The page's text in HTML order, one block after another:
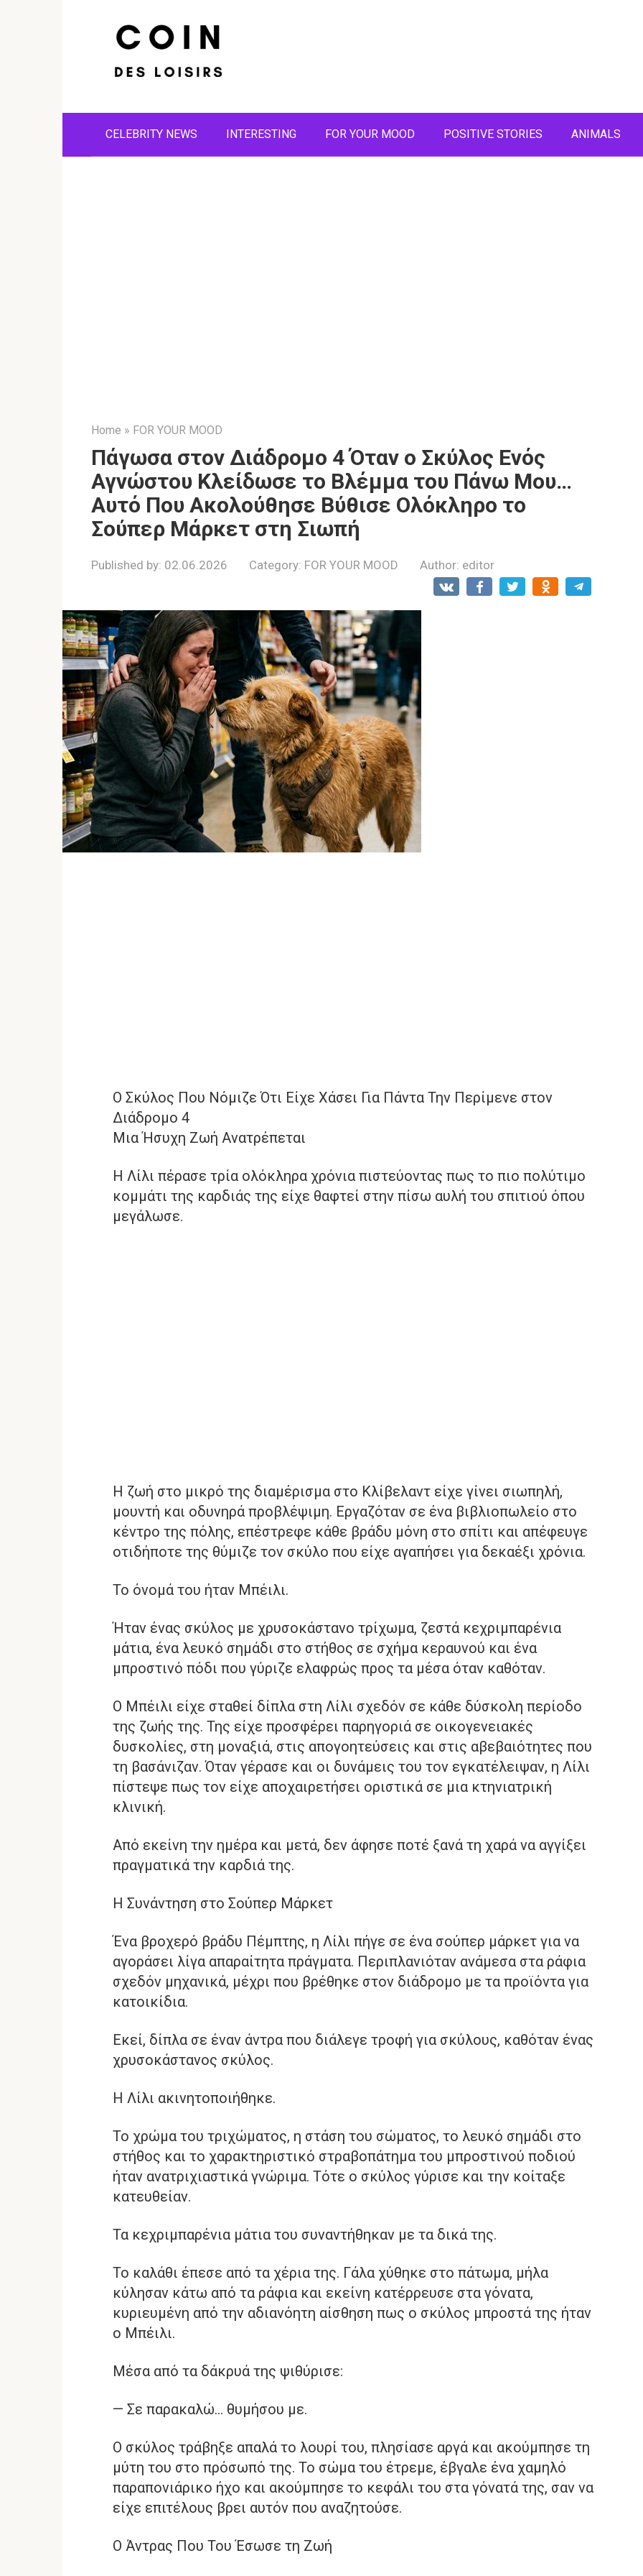
CELEBRITY NEWS INTERESTING FOR YOUR MOOD POSITIVE STORIES ANIMALS
Home » FOR YOUR MOOD
Πάγωσα στον Διάδρομο 4 Όταν ο Σκύλος Ενός
Αγνώστου Κλείδωσε το Βλέμμα του Πάνω Μου…
Αυτό Που Ακολούθησε Βύθισε Ολόκληρο το
Σούπερ Μάρκετ στη Σιωπή
Published by: 02.06.2026 Category: FOR YOUR MOOD Author: editor
Ο Σκύλος Που Νόμιζε Ότι Είχε Χάσει Για Πάντα Την Περίμενε στον
Διάδρομο 4
Μια Ήσυχη Ζωή Ανατρέπεται
Η Λίλι πέρασε τρία ολόκληρα χρόνια πιστεύοντας πως το πιο πολύτιμο
κομμάτι της καρδιάς της είχε θαφτεί στην πίσω αυλή του σπιτιού όπου
μεγάλωσε.
Η ζωή στο μικρό της διαμέρισμα στο Κλίβελαντ είχε γίνει σιωπηλή,
μουντή και οδυνηρά προβλέψιμη. Εργαζόταν σε ένα βιβλιοπωλείο στο
κέντρο της πόλης, επέστρεφε κάθε βράδυ μόνη στο σπίτι και απέφευγε
οτιδήποτε της θύμιζε τον σκύλο που είχε αγαπήσει για δεκαέξι χρόνια.
Το όνομά του ήταν Μπέιλι.
Ήταν ένας σκύλος με χρυσοκάστανο τρίχωμα, ζεστά κεχριμπαρένια
μάτια, ένα λευκό σημάδι στο στήθος σε σχήμα κεραυνού και ένα
μπροστινό πόδι που γύριζε ελαφρώς προς τα μέσα όταν καθόταν.
Ο Μπέιλι είχε σταθεί δίπλα στη Λίλι σχεδόν σε κάθε δύσκολη περίοδο
της ζωής της. Της είχε προσφέρει παρηγοριά σε οικογενειακές
δυσκολίες, στη μοναξιά, στις απογοητεύσεις και στις αβεβαιότητες που
τη βασάνιζαν. Όταν γέρασε και οι δυνάμεις του τον εγκατέλειψαν, η Λίλι
πίστεψε πως τον είχε αποχαιρετήσει οριστικά σε μια κτηνιατρική
κλινική.
Από εκείνη την ημέρα και μετά, δεν άφησε ποτέ ξανά τη χαρά να αγγίξει
πραγματικά την καρδιά της.
Η Συνάντηση στο Σούπερ Μάρκετ
Ένα βροχερό βράδυ Πέμπτης, η Λίλι πήγε σε ένα σούπερ μάρκετ για να
αγοράσει λίγα απαραίτητα πράγματα. Περιπλανιόταν ανάμεσα στα ράφια
σχεδόν μηχανικά, μέχρι που βρέθηκε στον διάδρομο με τα προϊόντα για
κατοικίδια.
Εκεί, δίπλα σε έναν άντρα που διάλεγε τροφή για σκύλους, καθόταν ένας
χρυσοκάστανος σκύλος.
Η Λίλι ακινητοποιήθηκε.
Το χρώμα του τριχώματος, η στάση του σώματος, το λευκό σημάδι στο
στήθος και το χαρακτηριστικό στραβοπάτημα του μπροστινού ποδιού
ήταν ανατριχιαστικά γνώριμα. Τότε ο σκύλος γύρισε και την κοίταξε
κατευθείαν.
Τα κεχριμπαρένια μάτια του συναντήθηκαν με τα δικά της.
Το καλάθι έπεσε από τα χέρια της. Γάλα χύθηκε στο πάτωμα, μήλα
κύλησαν κάτω από τα ράφια και εκείνη κατέρρευσε στα γόνατα,
κυριευμένη από την αδιανόητη αίσθηση πως ο σκύλος μπροστά της ήταν
ο Μπέιλι.
Μέσα από τα δάκρυά της ψιθύρισε:
— Σε παρακαλώ… θυμήσου με.
Ο σκύλος τράβηξε απαλά το λουρί του, πλησίασε αργά και ακούμπησε τη
μύτη του στο πρόσωπό της. Το σώμα του έτρεμε, έβγαλε ένα χαμηλό
παραπονιάρικο ήχο και ακούμπησε το κεφάλι του στα γόνατά της, σαν να
είχε επιτέλους βρει αυτόν που αναζητούσε.
Ο Άντρας Που Του Έσωσε τη Ζωή